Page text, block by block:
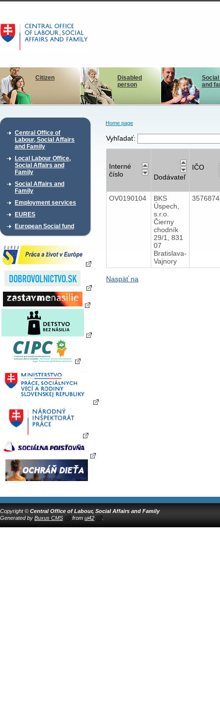
Citizen
Disabled
person
and
Central Office of
Labour, Social Affairs
and Family
Local Labour Office,
Social Affairs and
Family
Social Affairs and
Family
Employment services
EURES
European Social fund
Home page
Vyhľadať:
Interné
číslo
Dodávateľ
IČO
OV0190104
BKS
Úspech,
s.r.o.
Čierny
chodník
29/1, 831
07
Bratislava-
Vajnory
Naspäť na
Copyright © Central Office of Labour, Social Affairs and Family
Generated by Buxus CMS from ui42